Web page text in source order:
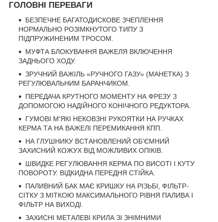
ГОЛОВНІ ПЕРЕВАГИ
БЕЗПЕЧНЕ БАГАТОДИСКОВЕ ЗЧЕПЛЕННЯ
НОРМАЛЬНО РОЗІМКНУТОГО ТИПУ З
ПІДПРУЖИНЕНИМ ТРОСОМ.
МУФТА БЛОКУВАННЯ ВАЖЕЛЯ ВКЛЮЧЕННЯ
ЗАДНЬОГО ХОДУ.
ЗРУЧНИЙ ВАЖІЛЬ «РУЧНОГО ГАЗУ» (МАНЕТКА) З
РЕГУЛЮВАЛЬНИМ БАРАНЧИКОМ.
ПЕРЕДАЧА КРУТНОГО МОМЕНТУ НА ФРЕЗУ З
ДОПОМОГОЮ НАДІЙНОГО КОНІЧНОГО РЕДУКТОРА.
ГУМОВІ М'ЯКІ НЕКОВЗНІ РУКОЯТКИ НА РУЧКАХ
КЕРМА ТА НА ВАЖЕЛІ ПЕРЕМИКАННЯ КПП.
НА ГЛУШНИКУ ВСТАНОВЛЕНИЙ ОБ'ЄМНИЙ
ЗАХИСНИЙ КОЖУХ ВІД МОЖЛИВИХ ОПІКІВ.
ШВИДКЕ РЕГУЛЮВАННЯ КЕРМА ПО ВИСОТІ І КУТУ
ПОВОРОТУ. ВІДКИДНА ПЕРЕДНЯ СТІЙКА.
ПАЛИВНИЙ БАК МАЄ КРИШКУ НА РІЗЬБІ, ФІЛЬТР-
СІТКУ З МІТКОЮ МАКСИМАЛЬНОГО РІВНЯ ПАЛИВА І
ФІЛЬТР НА ВИХОДІ.
ЗАХИСНІ МЕТАЛЕВІ КРИЛА ЗІ ЗНІМНИМИ